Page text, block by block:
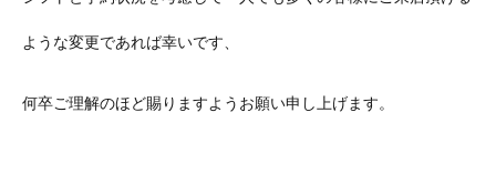
ような変更であれば幸いです、
何卒ご理解のほど賜りますようお願い申し上げます。